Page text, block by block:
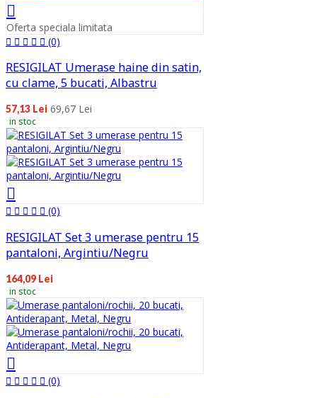
Oferta speciala limitata
(0)
RESIGILAT Umerase haine din satin,
cu clame, 5 bucati, Albastru
57,13 Lei 69,67 Lei
in stoc
(0)
RESIGILAT Set 3 umerase pentru 15
pantaloni, Argintiu/Negru
164,09 Lei
in stoc
(0)